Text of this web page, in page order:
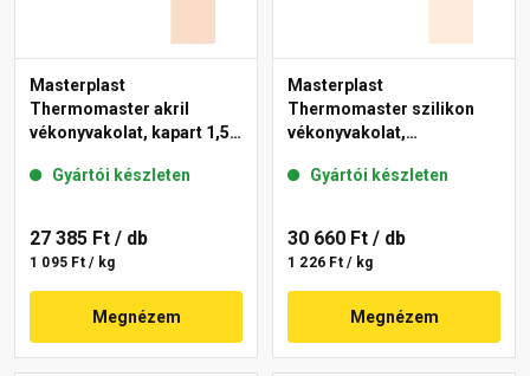
Masterplast
Thermomaster akril
vékonyvakolat, kapart 1,5
Gyártói készleten
27 385 Ft / db
1 095 Ft / kg
Megnézem
Masterplast
Thermomaster szilikon
vékonyvakolat,
04-F 25 kg
Gyártói készleten
30 660 Ft / db
1 226 Ft / kg
Megnézem